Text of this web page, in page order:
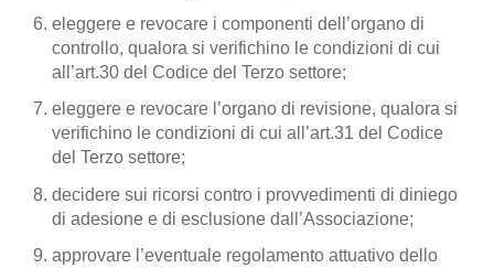
eleggere e revocare i componenti dell’organo di
controllo, qualora si verifichino le condizioni di cui
all’art.30 del Codice del Terzo settore;
eleggere e revocare l’organo di revisione, qualora si
verifichino le condizioni di cui all’art.31 del Codice
del Terzo settore;
decidere sui ricorsi contro i provvedimenti di diniego
di adesione e di esclusione dall’Associazione;
approvare l’eventuale regolamento attuativo dello